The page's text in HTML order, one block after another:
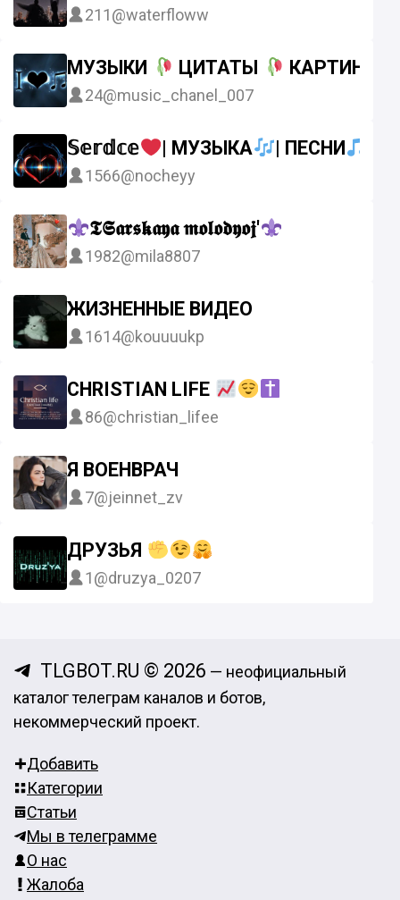
211@waterfloww
МУЗЫКИ ЦИТАТЫ КАРТИНКИ
24@music_chanel_007
𝕊𝕖𝕣𝕕𝕔𝕖 | МУЗЫКА | ПЕСНИ
1566@nocheyy
𝕿𝕾𝖆𝖗𝖘𝖐𝖆𝖞𝖆 𝖒𝖔𝖑𝖔𝖉𝖞𝖔𝖏'
1982@mila8807
ЖИЗНЕННЫЕ ВИДЕО
1614@kouuuukp
CHRISTIAN LIFE
86@christian_lifee
Я ВОЕНВРАЧ
7@jeinnet_zv
ДРУЗЬЯ
1@druzya_0207
TLGBOT.RU © 2026 — неофициальный
каталог телеграм каналов и ботов,
некоммерческий проект.
Добавить
Категории
Статьи
Мы в телеграмме
О нас
Жалоба